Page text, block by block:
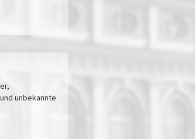
unbekannte